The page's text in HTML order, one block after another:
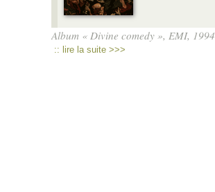
Album « Divine comedy », EMI, 1994
:: lire la suite >>>